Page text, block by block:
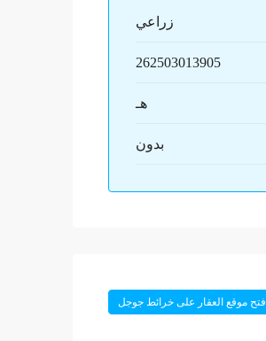
زراعي
262503013905
هـ
بدون
افتح موقع العقار على خرائط جوجل